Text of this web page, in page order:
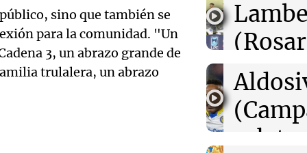
sino que también se
para la comunidad. "Un
3, un abrazo grande de
trulalera, un abrazo
el tiempo este
00:16 Clima
Clima en
radio
tango
Episodios
Deportes
Episodios
de
relato
Audio.
Audio.